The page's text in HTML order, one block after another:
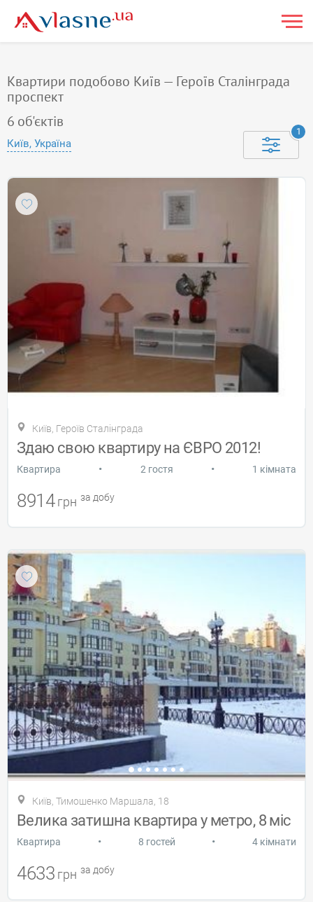
Квартири подобово Київ — Героїв Сталінграда
проспект
6 об'єктів
Київ, Україна
1
Київ, Героїв Сталінграда
Здаю свою квартиру на ЄВРО 2012!
Квартира • 2 гостя • 1 кімната
8914 грн за добу
Київ, Тимошенко Маршала, 18
Велика затишна квартира у метро, ​​8 міс
Квартира • 8 гостей • 4 кімнати
4633 грн за добу